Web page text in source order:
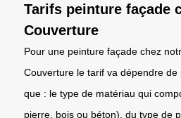
Tarifs peinture façade
Couverture
Pour une peinture façade chez
Couverture le tarif va dépendre
que : le type de matériau qui
pierre, bois ou béton), du type de